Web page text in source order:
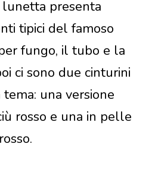
presenta
tipici del famoso
fungo, il tubo e la
ci sono due cinturini
una versione
rosso e una in pelle